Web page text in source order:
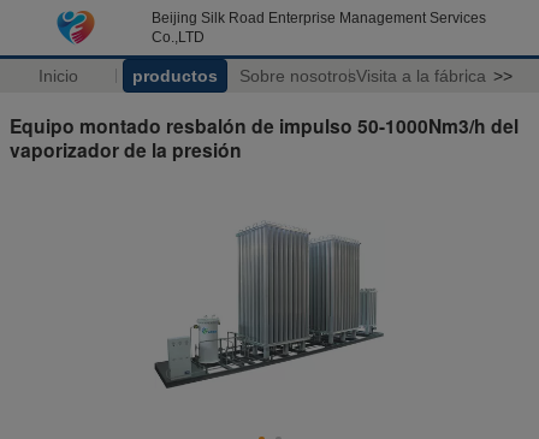
Beijing Silk Road Enterprise Management Services
Co.,LTD
Inicio productos Sobre nosotrosVisita a la fábrica >>
Equipo montado resbalón de impulso 50-1000Nm3/h del
vaporizador de la presión